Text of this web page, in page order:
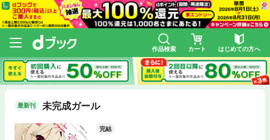
作品検索 カート はじめての方へ
最新刊 未完成ガール
完結